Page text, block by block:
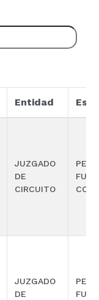
Entidad
JUZGADO
DE
CIRCUITO
JUZGADO
DE